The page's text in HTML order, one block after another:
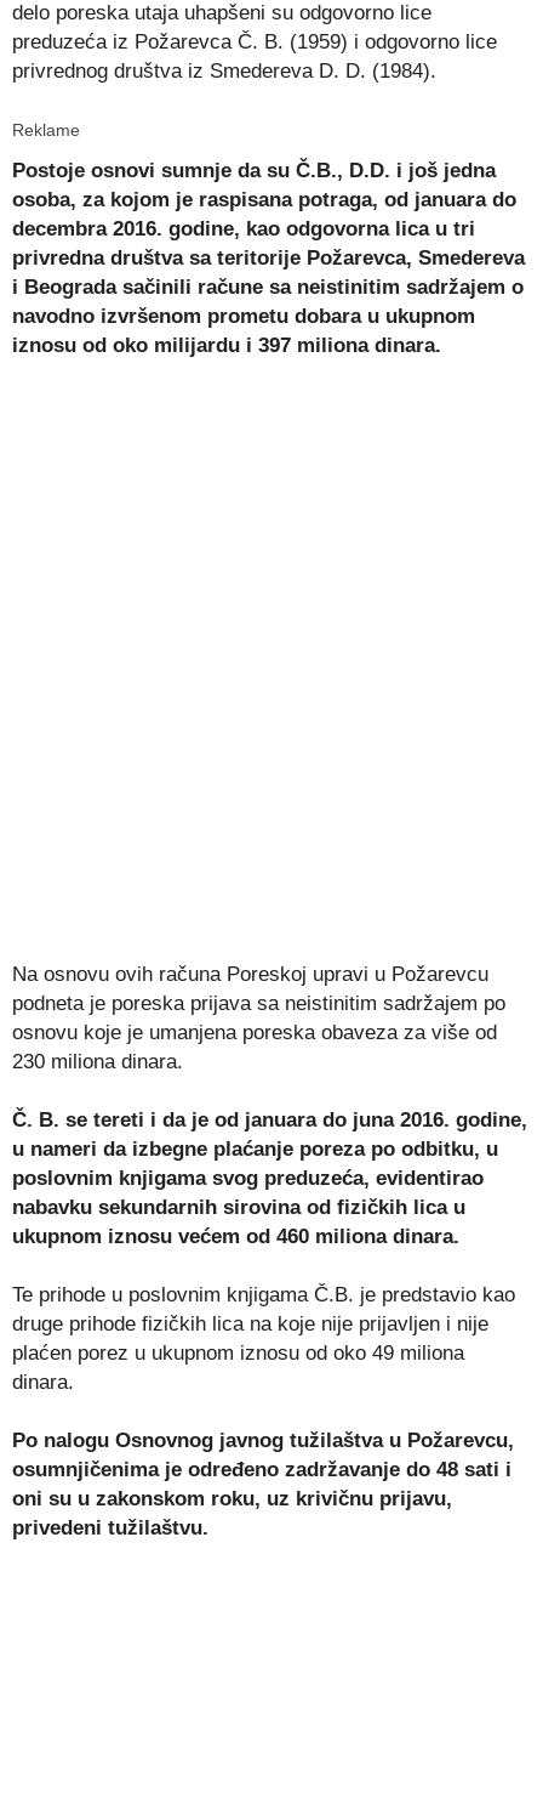
delo poreska utaja uhapšeni su odgovorno lice
preduzeća iz Požarevca Č. B. (1959) i odgovorno lice
privrednog društva iz Smedereva D. D. (1984).
Reklame
Postoje osnovi sumnje da su Č.B., D.D. i još jedna
osoba, za kojom je raspisana potraga, od januara do
decembra 2016. godine, kao odgovorna lica u tri
privredna društva sa teritorije Požarevca, Smedereva
i Beograda sačinili račune sa neistinitim sadržajem o
navodno izvršenom prometu dobara u ukupnom
iznosu od oko milijardu i 397 miliona dinara.
Na osnovu ovih računa Poreskoj upravi u Požarevcu
podneta je poreska prijava sa neistinitim sadržajem po
osnovu koje je umanjena poreska obaveza za više od
230 miliona dinara.
Č. B. se tereti i da je od januara do juna 2016. godine,
u nameri da izbegne plaćanje poreza po odbitku, u
poslovnim knjigama svog preduzeća, evidentirao
nabavku sekundarnih sirovina od fizičkih lica u
ukupnom iznosu većem od 460 miliona dinara.
Te prihode u poslovnim knjigama Č.B. je predstavio kao
druge prihode fizičkih lica na koje nije prijavljen i nije
plaćen porez u ukupnom iznosu od oko 49 miliona
dinara.
Po nalogu Osnovnog javnog tužilaštva u Požarevcu,
osumnjičenima je određeno zadržavanje do 48 sati i
oni su u zakonskom roku, uz krivičnu prijavu,
privedeni tužilaštvu.